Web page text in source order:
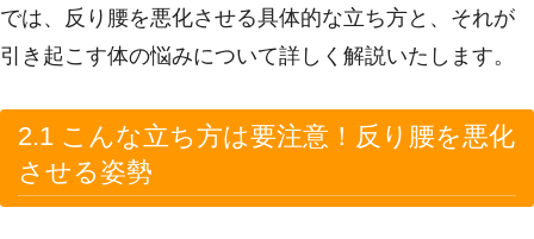
では、反り腰を悪化させる具体的な立ち方と、それが
引き起こす体の悩みについて詳しく解説いたします。
2.1 こんな立ち方は要注意！反り腰を悪化
させる姿勢